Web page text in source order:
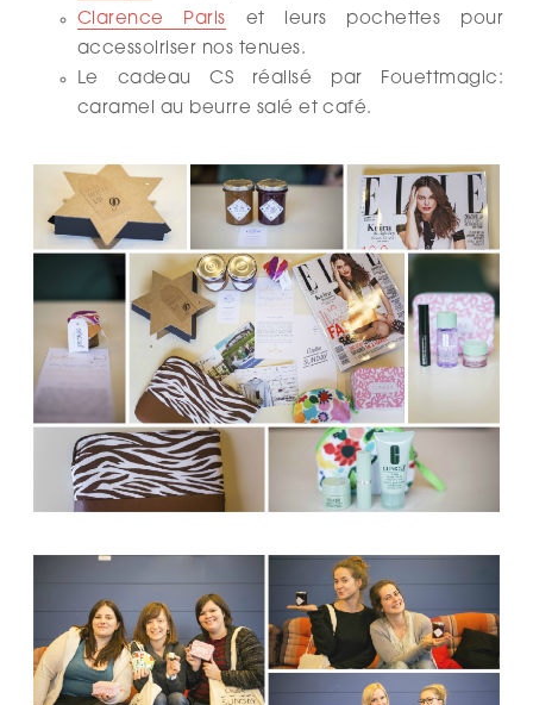
Clarence Paris et leurs pochettes pour
accessoiriser nos tenues.
Le cadeau CS réalisé par Fouettmagic:
caramel au beurre salé et café.